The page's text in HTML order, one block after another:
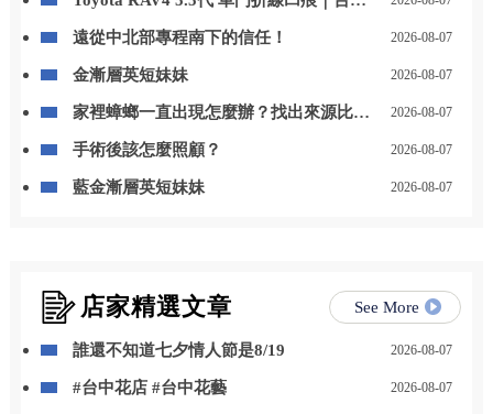
遠從中北部專程南下的信任！ 2026-08-07
金漸層英短妹妹 2026-08-07
家裡蟑螂一直出現怎麼辦？找出來源比一
薦,高雄蟑螂防治,高雄除蟲,高雄環境消毒
2026-08-07
手術後該怎麼照顧？ 2026-08-07
藍金漸層英短妹妹 2026-08-07
店家精選文章 See More
誰還不知道七夕情人節是8/19 2026-08-07
#台中花店 #台中花藝 2026-08-07